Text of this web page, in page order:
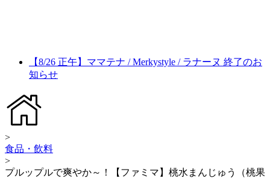
【8/26 正午】ママテナ / Merkystyle / ラナーヌ 終了のお
知らせ
>
食品・飲料
>
プルップルで爽やか～！【ファミマ】桃水まんじゅう（桃果